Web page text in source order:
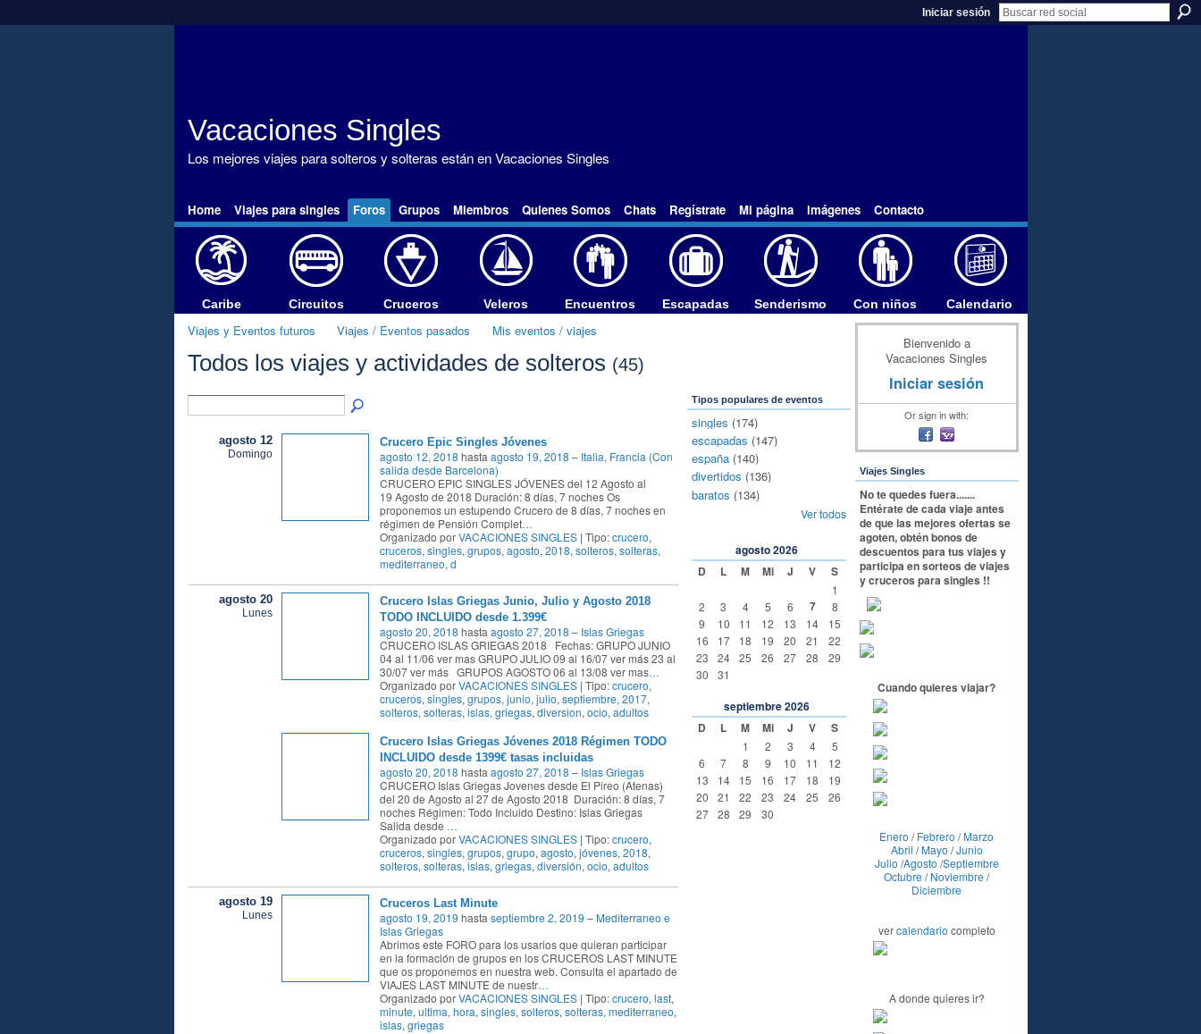
Iniciar sesión
Vacaciones Singles
Los mejores viajes para solteros y solteras están en Vacaciones Singles
Home Viajes para singles Foros Grupos Miembros Quienes Somos Chats Regístrate Mi página imágenes Contacto
Caribe Circuitos Cruceros Veleros Encuentros Escapadas Senderismo Con niños Calendario
Viajes y Eventos futuros Viajes / Eventos pasados Mis eventos / viajes
Todos los viajes y actividades de solteros (45)
agosto 12
Domingo
Crucero Epic Singles Jóvenes
agosto 12, 2018 hasta agosto 19, 2018 – Italia, Francia (Con
salida desde Barcelona)
CRUCERO EPIC SINGLES JÓVENES del 12 Agosto al
19 Agosto de 2018 Duración: 8 días, 7 noches Os
proponemos un estupendo Crucero de 8 días, 7 noches en
régimen de Pensión Complet…
Organizado porVACACIONES SINGLES| Tipo:crucero,
cruceros, singles, grupos, agosto, 2018, solteros, solteras,
mediterraneo, d
agosto 20
Lunes
Crucero Islas Griegas Junio, Julio y Agosto 2018
TODO INCLUIDO desde 1.399€
agosto 20, 2018 hasta agosto 27, 2018 – Islas Griegas
CRUCERO ISLAS GRIEGAS 2018 Fechas: GRUPO JUNIO
04 al 11/06 ver mas GRUPO JULIO 09 al 16/07 ver más 23 al
30/07 ver más GRUPOS AGOSTO 06 al 13/08 ver mas…
Organizado porVACACIONES SINGLES| Tipo:crucero,
cruceros, singles, grupos, junio, julio, septiembre, 2017,
solteros, solteras, islas, griegas, diversion, ocio, adultos
Crucero Islas Griegas Jóvenes 2018 Régimen TODO
INCLUIDO desde 1399€ tasas incluidas
agosto 20, 2018 hasta agosto 27, 2018 – Islas Griegas
CRUCERO Islas Griegas Jovenes desde El Pireo (Atenas)
del 20 de Agosto al 27 de Agosto 2018 Duración: 8 días, 7
noches Régimen: Todo Incluido Destino: Islas Griegas
Salida desde …
Organizado porVACACIONES SINGLES| Tipo:crucero,
cruceros, singles, grupos, grupo, agosto, jóvenes, 2018,
solteros, solteras, islas, griegas, diversión, ocio, adultos
agosto 19
Lunes
Cruceros Last Minute
agosto 19, 2019 hastaseptiembre 2, 2019 –Mediterraneo e
Islas Griegas
Abrimos este FORO para los usarios que quieran participar
en la formación de grupos en los CRUCEROS LAST MINUTE
que os proponemos en nuestra web. Consulta el apartado de
VIAJES LAST MINUTE de nuestr…
Organizado porVACACIONES SINGLES| Tipo:crucero,last,
minute,ultima,hora,singles,solteros,solteras,mediterraneo,
islas,griegas
Tipos populares de eventos
singles (174)
escapadas (147)
españa(140)
divertidos (136)
baratos (134)
Ver todos
agosto2026
D
L M Mi J V S
1
2
3 4 5 6 7
8
9
10 11 12 13 14
15
16
17 18 19 20 21
22
23
24 25 26 27 28
29
30
31
septiembre2026
D
L M Mi J V S
1 2 3 4
5
6
7 8 9 10 11
12
13
14 15 16 17 18
19
20
21 22 23 24 25
26
27
28 29 30
Bienvenido a
Vacaciones Singles
Iniciar sesión
Or sign in with:
Viajes Singles
No te quedes fuera.......
Entérate de cada viaje antes
de que las mejores ofertas se
agoten, obtén bonos de
descuentos para tus viajes y
participa en sorteos de viajes
y cruceros para singles !!
Cuando quieres viajar?
Enero /Febrero /Marzo
Abril /Mayo /Junio
Julio /Agosto /Septiembre
Octubre /Noviembre /
Diciembre
vercalendario completo
A donde quieres ir?